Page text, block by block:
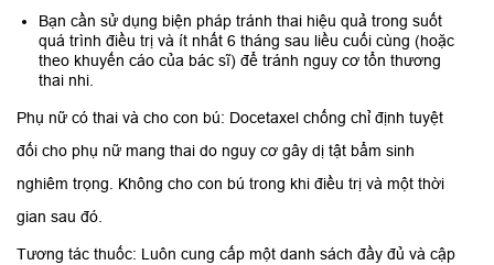
Bạn cần sử dụng biện pháp tránh thai hiệu quả trong suốt
quá trình điều trị và ít nhất 6 tháng sau liều cuối cùng (hoặc
theo khuyến cáo của bác sĩ) để tránh nguy cơ tổn thương
thai nhi.
Phụ nữ có thai và cho con bú: Docetaxel chống chỉ định tuyệt
đối cho phụ nữ mang thai do nguy cơ gây dị tật bẩm sinh
nghiêm trọng. Không cho con bú trong khi điều trị và một thời
gian sau đó.
Tương tác thuốc: Luôn cung cấp một danh sách đầy đủ và cập